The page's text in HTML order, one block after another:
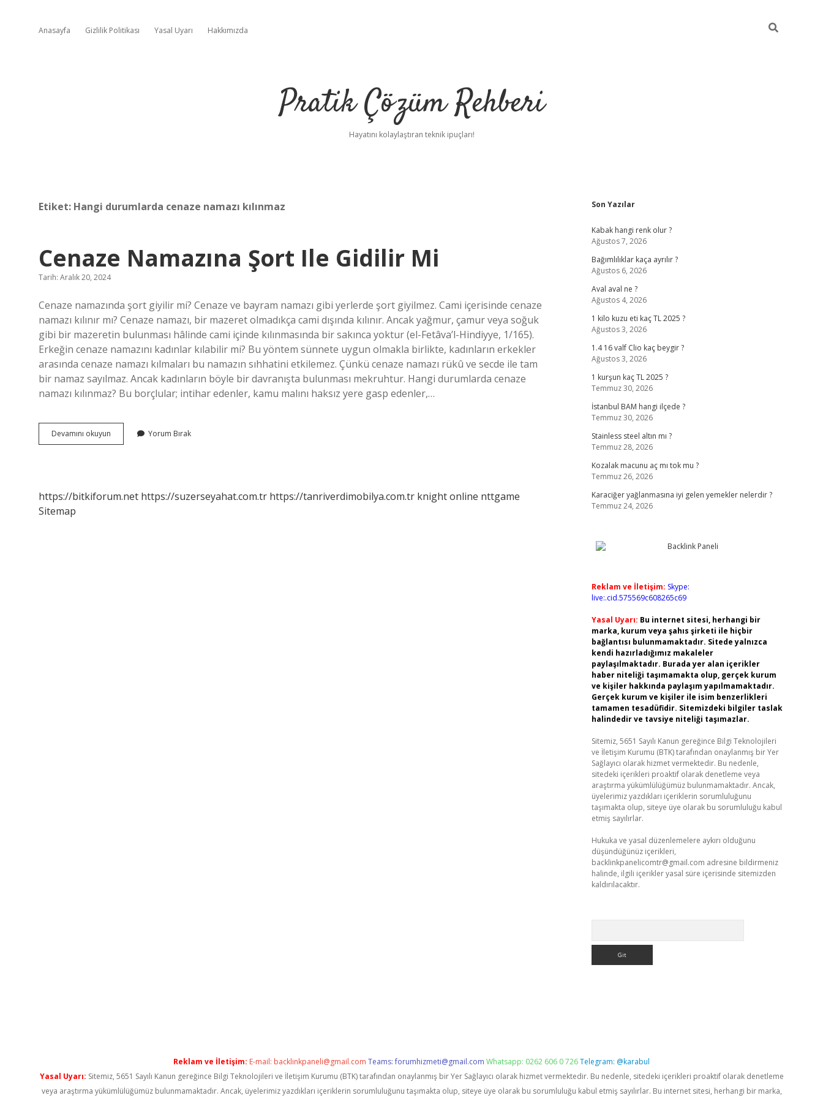
Anasayfa Gizlilik Politikası Yasal Uyarı Hakkımızda
Pratik Çözüm Rehberi
Hayatını kolaylaştıran teknik ipuçları!
Etiket: Hangi durumlarda cenaze namazı kılınmaz
Cenaze Namazına Şort Ile Gidilir Mi
Tarih: Aralık 20, 2024
Cenaze namazında şort giyilir mi? Cenaze ve bayram namazı gibi yerlerde şort giyilmez. Cami içerisinde cenaze
namazı kılınır mı? Cenaze namazı, bir mazeret olmadıkça cami dışında kılınır. Ancak yağmur, çamur veya soğuk
gibi bir mazeretin bulunması hâlinde cami içinde kılınmasında bir sakınca yoktur (el-Fetâva’l-Hindiyye, 1/165).
Erkeğin cenaze namazını kadınlar kılabilir mi? Bu yöntem sünnete uygun olmakla birlikte, kadınların erkekler
arasında cenaze namazı kılmaları bu namazın sıhhatini etkilemez. Çünkü cenaze namazı rükû ve secde ile tam
bir namaz sayılmaz. Ancak kadınların böyle bir davranışta bulunması mekruhtur. Hangi durumlarda cenaze
namazı kılınmaz? Bu borçlular; intihar edenler, kamu malını haksız yere gasp edenler,…
Devamını okuyun
Namazına
Yorum Bırak
https://bitkiforum.net https://suzerseyahat.com.tr https://tanriverdimobilya.com.tr knight online nttgame
Sitemap
Sidebar
Son Yazılar
Kabak hangi renk olur ?
Ağustos 7, 2026
Bağımlılıklar kaça ayrılır ?
Ağustos 6, 2026
Aval aval ne ?
Ağustos 4, 2026
1 kilo kuzu eti kaç TL 2025 ?
Ağustos 3, 2026
1.4 16 valf Clio kaç beygir ?
Ağustos 3, 2026
1 kurşun kaç TL 2025 ?
Temmuz 30, 2026
İstanbul BAM hangi ilçede ?
Temmuz 30, 2026
Stainless steel altın mı ?
Temmuz 28, 2026
Kozalak macunu aç mı tok mu ?
Temmuz 26, 2026
Karaciğer yağlanmasına iyi gelen yemekler nelerdir ?
Temmuz 24, 2026
Reklam ve İletişim: Skype:
live:.cid.575569c608265c69
Yasal Uyarı: Bu internet sitesi, herhangi bir
marka, kurum veya şahıs şirketi ile hiçbir
bağlantısı bulunmamaktadır. Sitede yalnızca
kendi hazırladığımız makaleler
paylaşılmaktadır. Burada yer alan içerikler
haber niteliği taşımamakta olup, gerçek kurum
ve kişiler hakkında paylaşım yapılmamaktadır.
Gerçek kurum ve kişiler ile isim benzerlikleri
tamamen tesadüfidir. Sitemizdeki bilgiler taslak
halindedir ve tavsiye niteliği taşımazlar.
Sitemiz, 5651 Sayılı Kanun gereğince Bilgi Teknolojileri
ve İletişim Kurumu (BTK) tarafından onaylanmış bir Yer
Sağlayıcı olarak hizmet vermektedir. Bu nedenle,
sitedeki içerikleri proaktif olarak denetleme veya
araştırma yükümlülüğümüz bulunmamaktadır. Ancak,
üyelerimiz yazdıkları içeriklerin sorumluluğunu
taşımakta olup, siteye üye olarak bu sorumluluğu kabul
etmiş sayılırlar.
Hukuka ve yasal düzenlemelere aykırı olduğunu
düşündüğünüz içerikleri,
backlinkpanelicomtr@gmail.com adresine bildirmeniz
halinde, ilgili içerikler yasal süre içerisinde sitemizden
kaldırılacaktır.
Reklam ve İletişim: E-mail: backlinkpaneli@gmail.com Teams:forumhizmeti@gmail.com Whatsapp: 0262 606 0 726Telegram: @karabul
Yasal Uyarı: Sitemiz, 5651 Sayılı Kanun gereğince Bilgi Teknolojileri ve İletişim Kurumu (BTK) tarafından onaylanmış bir Yer Sağlayıcı olarak hizmet vermektedir. Bu nedenle, sitedeki içerikleri proaktif olarak denetleme
veya araştırma yükümlülüğümüz bulunmamaktadır. Ancak, üyelerimiz yazdıkları içeriklerin sorumluluğunu taşımakta olup, siteye üye olarak bu sorumluluğu kabul etmiş sayılırlar. Bu internet sitesi, herhangi bir marka,